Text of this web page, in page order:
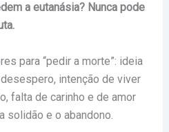
a eutanásia? Nunca pode
para “pedir a morte”: ideia
intenção de viver
falta de carinho e de amor
solidão e o abandono.